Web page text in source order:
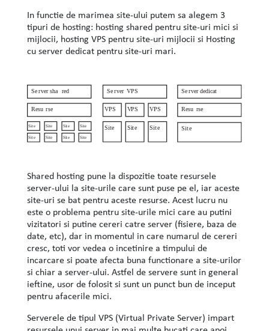
In functie de marimea site-ului putem sa alegem 3
tipuri de hosting: hosting shared pentru site-uri mici si
mijlocii, hosting VPS pentru site-uri mijlocii si Hosting
cu server dedicat pentru site-uri mari.
Shared hosting pune la dispozitie toate resursele
server-ului la site-urile care sunt puse pe el, iar aceste
site-uri se bat pentru aceste resurse. Acest lucru nu
este o problema pentru site-urile mici care au putini
vizitatori si putine cereri catre server (fisiere, baza de
date, etc), dar in momentul in care numarul de cereri
cresc, toti vor vedea o incetinire a timpului de
incarcare si poate afecta buna functionare a site-urilor
si chiar a server-ului. Astfel de servere sunt in general
ieftine, usor de folosit si sunt un punct bun de inceput
pentru afacerile mici.
Serverele de tipul VPS (Virtual Private Server) impart